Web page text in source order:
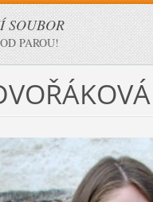
SOUBOR
PAROU!